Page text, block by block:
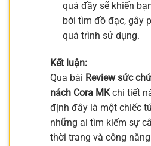
quá đầy sẽ khiến
bới tìm đồ đạc, gây
quá trình sử dụng.
Kết luận:
Qua bài Review sức
nách Cora MKchi tiết
định đây là một chiếc
những ai tìm kiếm sự
thời trang và công